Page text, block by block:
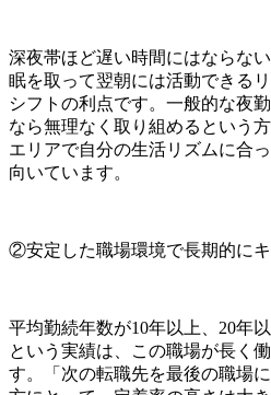
深夜帯ほど遅い時間にはならな
眠を取って翌朝には活動できる
シフトの利点です。一般的な夜
なら無理なく取り組めるという
エリアで自分の生活リズムに合
向いています。
②安定した職場環境で長期的に
平均勤続年数が10年以上、20年
という実績は、この職場が長く
す。「次の転職先を最後の職場